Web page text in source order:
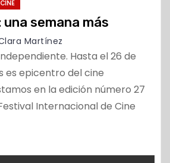
CINE
una semana más
Martínez
Hasta el 26 de
es epicentro del cine
en la edición número 27
Internacional de Cine